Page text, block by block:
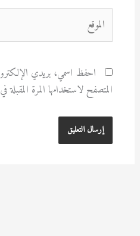
الموقع
احفظ اسمي، بريدي
المتصفح لاستخدامها المرة المقبلة